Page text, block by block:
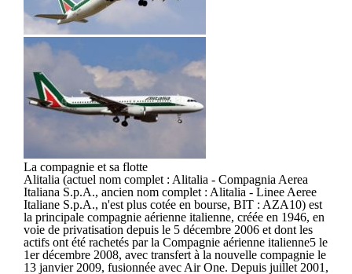
La compagnie et sa flotte
Alitalia (actuel nom complet : Alitalia - Compagnia Aerea
Italiana S.p.A., ancien nom complet : Alitalia - Linee Aeree
Italiane S.p.A., n'est plus cotée en bourse, BIT : AZA10) est
la principale compagnie aérienne italienne, créée en 1946, en
voie de privatisation depuis le 5 décembre 2006 et dont les
actifs ont été rachetés par la Compagnie aérienne italienne5 le
1er décembre 2008, avec transfert à la nouvelle compagnie le
13 janvier 2009, fusionnée avec Air One. Depuis juillet 2001,